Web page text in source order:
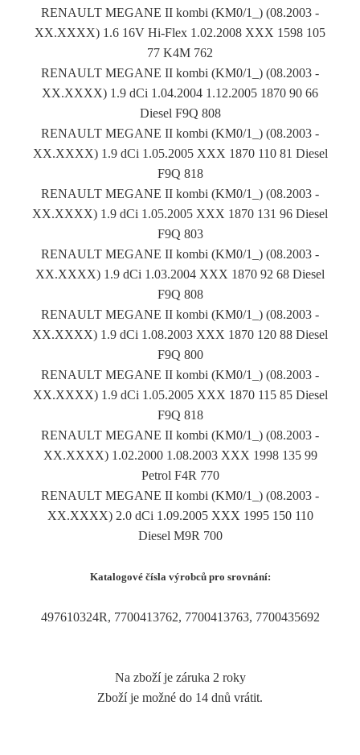
RENAULT MEGANE II kombi (KM0/1_) (08.2003 -
XX.XXXX) 1.6 16V Hi-Flex 1.02.2008 XXX 1598 105
77 K4M 762
RENAULT MEGANE II kombi (KM0/1_) (08.2003 -
XX.XXXX) 1.9 dCi 1.04.2004 1.12.2005 1870 90 66
Diesel F9Q 808
RENAULT MEGANE II kombi (KM0/1_) (08.2003 -
XX.XXXX) 1.9 dCi 1.05.2005 XXX 1870 110 81 Diesel
F9Q 818
RENAULT MEGANE II kombi (KM0/1_) (08.2003 -
XX.XXXX) 1.9 dCi 1.05.2005 XXX 1870 131 96 Diesel
F9Q 803
RENAULT MEGANE II kombi (KM0/1_) (08.2003 -
XX.XXXX) 1.9 dCi 1.03.2004 XXX 1870 92 68 Diesel
F9Q 808
RENAULT MEGANE II kombi (KM0/1_) (08.2003 -
XX.XXXX) 1.9 dCi 1.08.2003 XXX 1870 120 88 Diesel
F9Q 800
RENAULT MEGANE II kombi (KM0/1_) (08.2003 -
XX.XXXX) 1.9 dCi 1.05.2005 XXX 1870 115 85 Diesel
F9Q 818
RENAULT MEGANE II kombi (KM0/1_) (08.2003 -
XX.XXXX) 1.02.2000 1.08.2003 XXX 1998 135 99
Petrol F4R 770
RENAULT MEGANE II kombi (KM0/1_) (08.2003 -
XX.XXXX) 2.0 dCi 1.09.2005 XXX 1995 150 110
Diesel M9R 700
Katalogové čísla výrobců pro srovnání:
497610324R, 7700413762, 7700413763, 7700435692
Na zboží je záruka 2 roky
Zboží je možné do 14 dnů vrátit.